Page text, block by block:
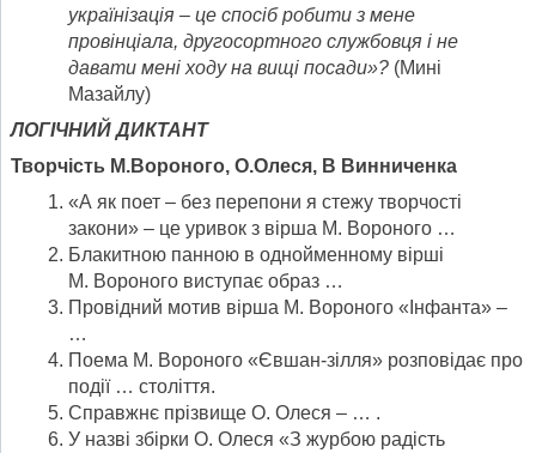
українізація – це спосіб робити з мене
провінціала, другосортного службовця і не
давати мені ходу на вищі посади»? (Мині
Мазайлу)
ЛОГІЧНИЙ ДИКТАНТ
Творчість М.Вороного, О.Олеся, В Винниченка
«А як поет – без перепони я стежу творчості
закони» – це уривок з вірша М. Вороного …
Блакитною панною в однойменному вірші
М. Вороного виступає образ …
Провідний мотив вірша М. Вороного «Інфанта» –
…
Поема М. Вороного «Євшан-зілля» розповідає про
події … століття.
Справжнє прізвище О. Олеся – … .
У назві збірки О. Олеся «З журбою радість